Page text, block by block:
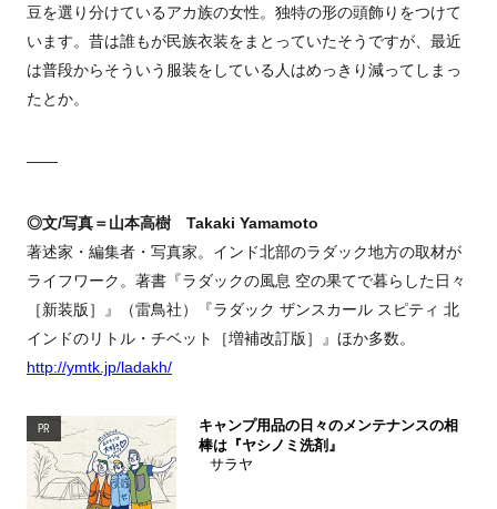
豆を選り分けているアカ族の女性。独特の形の頭飾りをつけて
います。昔は誰もが民族衣装をまとっていたそうですが、最近
は普段からそういう服装をしている人はめっきり減ってしまっ
たとか。
——
◎文/写真＝山本高樹 Takaki Yamamoto
著述家・編集者・写真家。インド北部のラダック地方の取材が
ライフワーク。著書『ラダックの風息 空の果てで暮らした日々
［新装版］』（雷鳥社）『ラダック ザンスカール スピティ 北
インドのリトル・チベット［増補改訂版］』ほか多数。
http://ymtk.jp/ladakh/
PR
キャンプ用品の日々のメンテナンスの相
棒は『ヤシノミ洗剤』
サラヤ